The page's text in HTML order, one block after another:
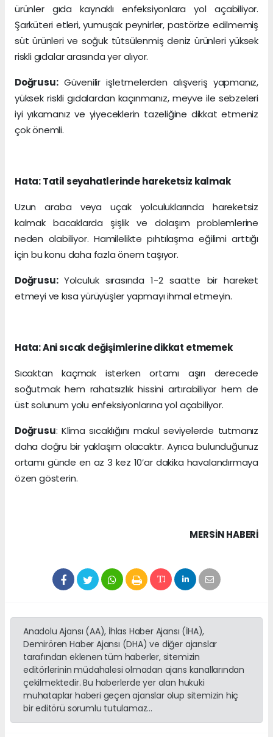
ürünler gıda kaynaklı enfeksiyonlara yol açabiliyor.
Şarküteri etleri, yumuşak peynirler, pastörize edilmemiş
süt ürünleri ve soğuk tütsülenmiş deniz ürünleri yüksek
riskli gıdalar arasında yer alıyor.
Doğrusu:Güvenilir işletmelerden alışveriş yapmanız,
yüksek riskli gıdalardan kaçınmanız, meyve ile sebzeleri
iyi yıkamanız ve yiyeceklerin tazeliğine dikkat etmeniz
çok önemli.
Hata: Tatil seyahatlerinde hareketsiz kalmak
Uzun araba veya uçak yolculuklarında hareketsiz
kalmak bacaklarda şişlik ve dolaşım problemlerine
neden olabiliyor. Hamilelikte pıhtılaşma eğilimi arttığı
için bu konu daha fazla önem taşıyor.
Doğrusu: Yolculuk sırasında 1-2 saatte bir hareket
etmeyi ve kısa yürüyüşler yapmayı ihmal etmeyin.
Hata: Ani sıcak değişimlerine dikkat etmemek
Sıcaktan kaçmak isterken ortamı aşırı derecede
soğutmak hem rahatsızlık hissini artırabiliyor hem de
üst solunum yolu enfeksiyonlarına yol açabiliyor.
Doğrusu: Klima sıcaklığını makul seviyelerde tutmanız
daha doğru bir yaklaşım olacaktır. Ayrıca bulunduğunuz
ortamı günde en az 3 kez 10’ar dakika havalandırmaya
özen gösterin.
MERSIN HABERİ
Anadolu Ajansı (AA), İhlas Haber Ajansı (İHA),
Demirören Haber Ajansı (DHA) ve diğer ajanslar
tarafından eklenen tüm haberler, sitemizin
editörlerinin müdahalesi olmadan ajans kanallarından
çekilmektedir. Bu haberlerde yer alan hukuki
muhataplar haberi geçen ajanslar olup sitemizin hiç
bir editörü sorumlu tutulamaz...